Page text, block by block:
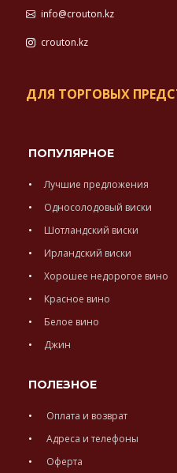
info@crouton.kz
crouton.kz
ДЛЯ ТОРГОВЫХ
ПОПУЛЯРНОЕ
Лучшие предложения
Односолодовый виски
Шотландский виски
Ирландский виски
Хорошее недорогое вино
Красное вино
Белое вино
Джин
ПОЛЕЗНОЕ
Оплата и возврат
Адреса и телефоны
Оферта